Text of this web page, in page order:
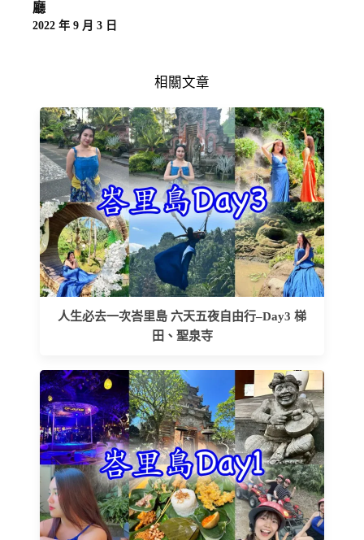
廳
2022 年 9 月 3 日
相關文章
人生必去一次峇里島 六天五夜自由行–Day3 梯
田、聖泉寺